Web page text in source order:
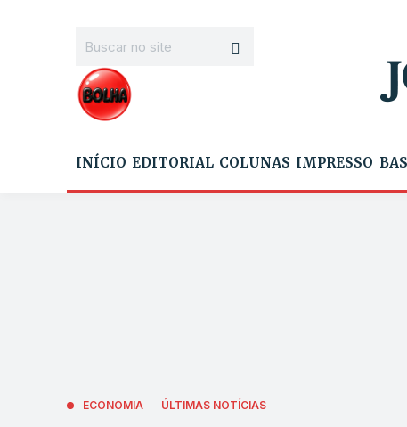
INÍCIO EDITORIAL COLUNAS IMPRESSO
ECONOMIA ÚLTIMAS NOTÍCIAS